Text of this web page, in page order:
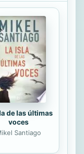
para
atención al
del
atendiendo
ofertas
de lado la
de las últimas
voces
Santiago